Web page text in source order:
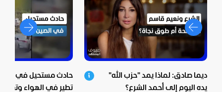
ديما صادق: لماذا يمد "حزب الله"
يده اليوم إلى أحمد الشرع؟
حادث مستحيل في
تطير في الهواء